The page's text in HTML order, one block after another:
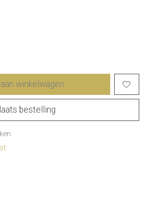
winkelwagen
bestelling